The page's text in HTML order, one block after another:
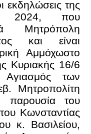
εκδηλώσεις της
2024, που
Μητρόπολη
και είναι
Αμμόχωστο
Κυριακής 16/6
Αγιασμός των
Μητροπολίτη
παρουσία του
Κωνσταντίας
κ. Βασιλείου,